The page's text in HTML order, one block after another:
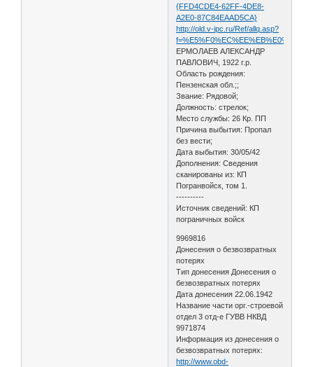
{FFD4CDE4-62FF-4DE8-
A2E0-87C84EAAD5CA}
http://old.v-ipc.ru/Ref/allq.asp?
ЕРМОЛАЕВ АЛЕКСАНДР
ПАВЛОВИЧ, 1922 г.р.
Область рождения:
Пензенская обл.;;
Звание: Рядовой;
Должность: стрелок;
Место службы: 26 Кр. ПП
Причина выбытия: Пропал
без вести;
Дата выбытия: 30/05/42
Дополнения: Сведения
сканированы из: КП
Погранвойск, том 1.
----------
Источник сведений: КП
пограничных войск
9969816
Донесения о безвозвратных
потерях
Тип донесения Донесения о
безвозвратных потерях
Дата донесения 22.06.1942
Название части орг.-строевой
отдел 3 отд-е ГУВВ НКВД
9971874
Информация из донесения о
безвозвратных потерях:
http://www.obd-